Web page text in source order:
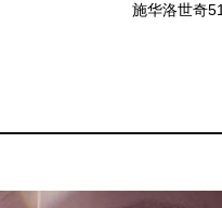
施华洛世奇